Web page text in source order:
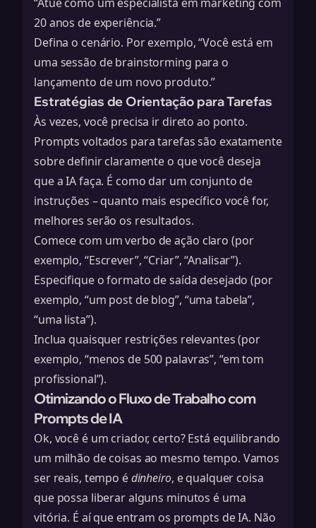
20 anos de experiência.”
Defina o cenário. Por exemplo, “Você está em
uma sessão de brainstorming para o
lançamento de um novo produto.”
Estratégias de Orientação para Tarefas
Às vezes, você precisa ir direto ao ponto.
Prompts voltados para tarefas são exatamente
sobre definir claramente o que você deseja
que a IA faça. É como dar um conjunto de
instruções – quanto mais específico você for,
melhores serão os resultados.
Comece com um verbo de ação claro (por
exemplo, “Escrever”, “Criar”, “Analisar”).
Especifique o formato de saída desejado (por
exemplo, “um post de blog”, “uma tabela”,
“uma lista”).
Inclua quaisquer restrições relevantes (por
exemplo, “menos de 500 palavras”, “em tom
profissional”).
Otimizando o Fluxo de Trabalho com
Prompts de IA
Ok, você é um criador, certo? Está equilibrando
um milhão de coisas ao mesmo tempo. Vamos
ser reais, tempo édinheiro, e qualquer coisa
que possa liberar alguns minutos é uma
vitória. É aí que entram os prompts de IA. Não